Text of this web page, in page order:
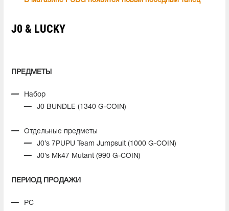
J0 & LUCKY
ПРЕДМЕТЫ
Набор
J0 BUNDLE (1340 G-COIN)
Отдельные предметы
J0’s 7PUPU Team Jumpsuit (1000 G-COIN)
J0’s Mk47 Mutant (990 G-COIN)
ПЕРИОД ПРОДАЖИ
PC